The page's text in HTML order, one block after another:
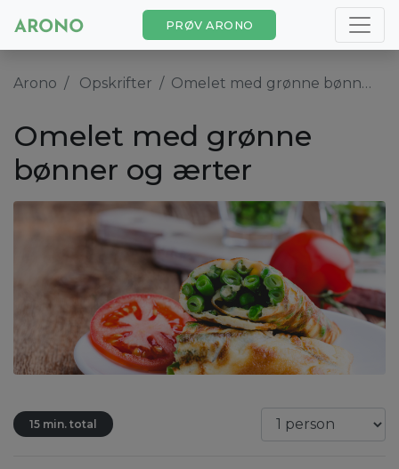
PRØV ARONO
Arono Opskrifter Omelet med grønne bønner og ærter
Omelet med grønne
bønner og ærter
15 min. total